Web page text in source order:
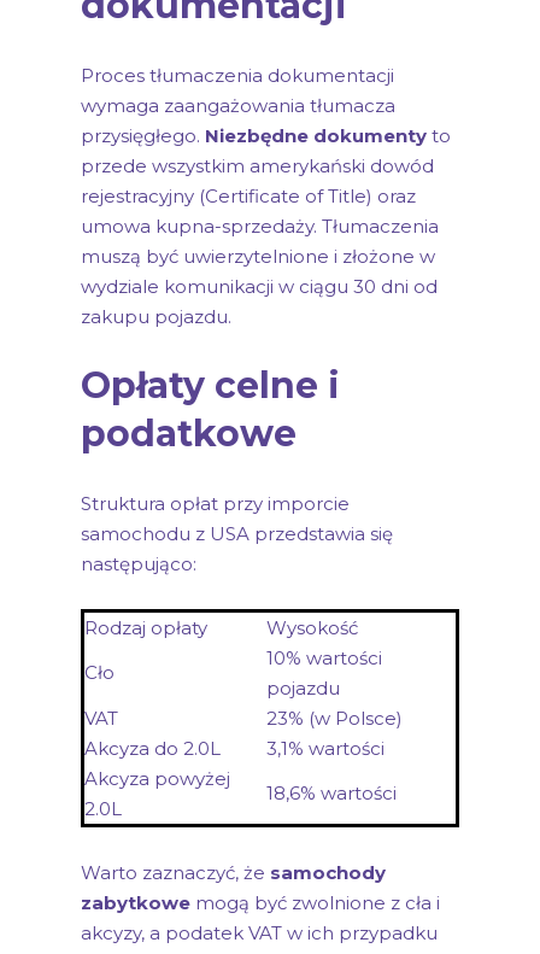
Proces tłumaczenia dokumentacji
wymaga zaangażowania tłumacza
przysięgłego. Niezbędne dokumenty to
przede wszystkim amerykański dowód
rejestracyjny (Certificate of Title) oraz
umowa kupna-sprzedaży. Tłumaczenia
muszą być uwierzytelnione i złożone w
wydziale komunikacji w ciągu 30 dni od
zakupu pojazdu.
Opłaty celne i
podatkowe
Struktura opłat przy imporcie
samochodu z USA przedstawia się
następująco:
Rodzaj opłaty
Wysokość
Cło
10% wartości
pojazdu
VAT
23% (w Polsce)
Akcyza do 2.0L
3,1% wartości
Akcyza powyżej
2.0L
18,6% wartości
Warto zaznaczyć, że samochody
zabytkowe mogą być zwolnione z cła i
akcyzy, a podatek VAT w ich przypadku